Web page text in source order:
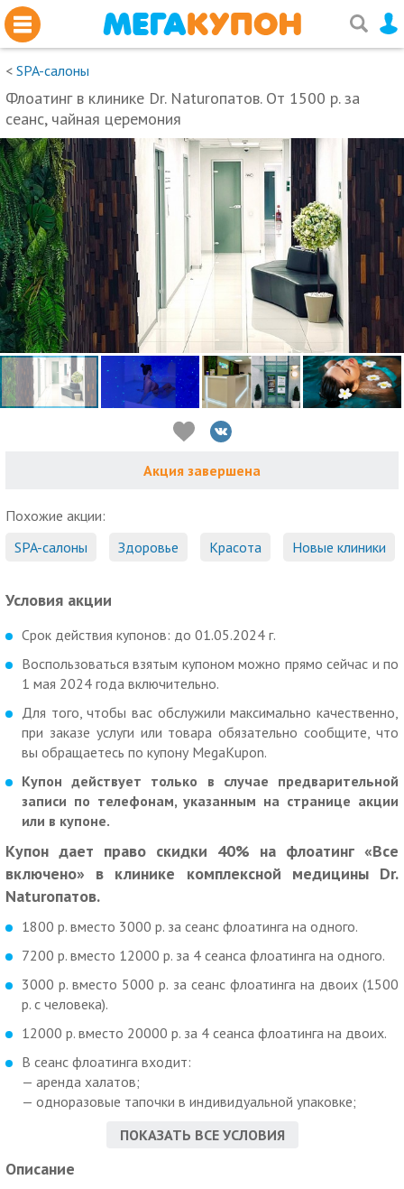
< SPA-салоны
Флоатинг в клинике Dr. Naturoпатов. От 1500 р. за
сеанс, чайная церемония
Акция завершена
Похожие акции:
SPA-салоны
Здоровье Красота Новые клиники
Условия акции
Срок действия купонов: до 01.05.2024 г.
Воспользоваться взятым купоном можно прямо сейчас и по
1 мая 2024 года включительно.
Для того, чтобы вас обслужили максимально качественно,
при заказе услуги или товара обязательно сообщите, что
вы обращаетесь по купону MegaKupon.
Купон действует только в случае предварительной
записи по телефонам, указанным на странице акции
или в купоне.
Купон дает право скидки 40% на флоатинг «Все
включено» в клинике комплексной медицины Dr.
Naturoпатов.
1800 р. вместо 3000 р. за сеанс флоатинга на одного.
7200 р. вместо 12000 р. за 4 сеанса флоатинга на одного.
3000 р. вместо 5000 р. за сеанс флоатинга на двоих (1500
р. с человека).
12000 р. вместо 20000 р. за 4 сеанса флоатинга на двоих.
В сеанс флоатинга входит:
— аренда халатов;
— одноразовые тапочки в индивидуальной упаковке;
ПОКАЗАТЬ ВСЕ УСЛОВИЯ
Описание